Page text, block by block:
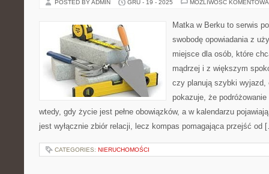
POSTED BY ADMIN GRU - 19 - 2025 MOŻLIWOŚĆ
Matka w Berku to serwis
swobodę opowiadania z
miejsce dla osób, które
mądrzej i z większym
czy planują szybki
pokazuje, że
wtedy, gdy życie jest pełne obowiązków, a w kalendarzu
jest wyłącznie zbiór relacji, lecz kompas pomagająca przejść od
CATEGORIES: NIERUCHOMOŚCI